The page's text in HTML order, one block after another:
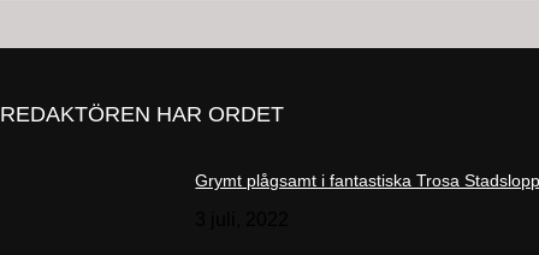
REDAKTÖREN HAR ORDET
Grymt plågsamt i fantastiska Trosa